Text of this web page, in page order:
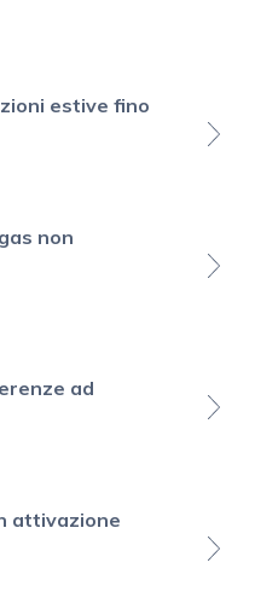
estive fino
non
ad
attivazione